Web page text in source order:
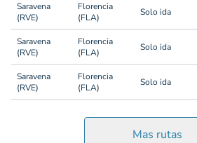
Saravena
(RVE)
Florencia
(FLA)
Solo ida
Saravena
(RVE)
Florencia
(FLA)
Solo ida
Saravena
(RVE)
Florencia
(FLA)
Solo ida
Mas rutas